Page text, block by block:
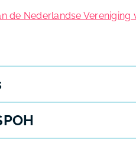
de Nederlandse Vereniging